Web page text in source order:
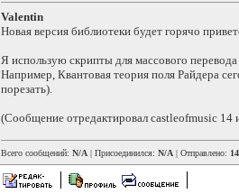
Valentin
Новая версия библиотеки будет горячо
Я использую скрипты для массового
Например, Квантовая теория поля Райдера
порезать).
(Сообщение отредактировал castleofmusic
Всего сообщений: N/A | Присоединился: N/A | Отправлено: